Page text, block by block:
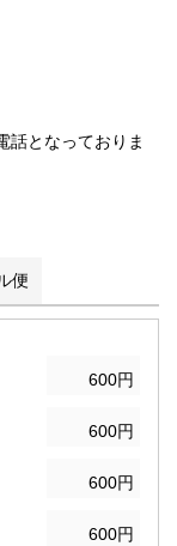
話となっておりま
便
600円
600円
600円
600円